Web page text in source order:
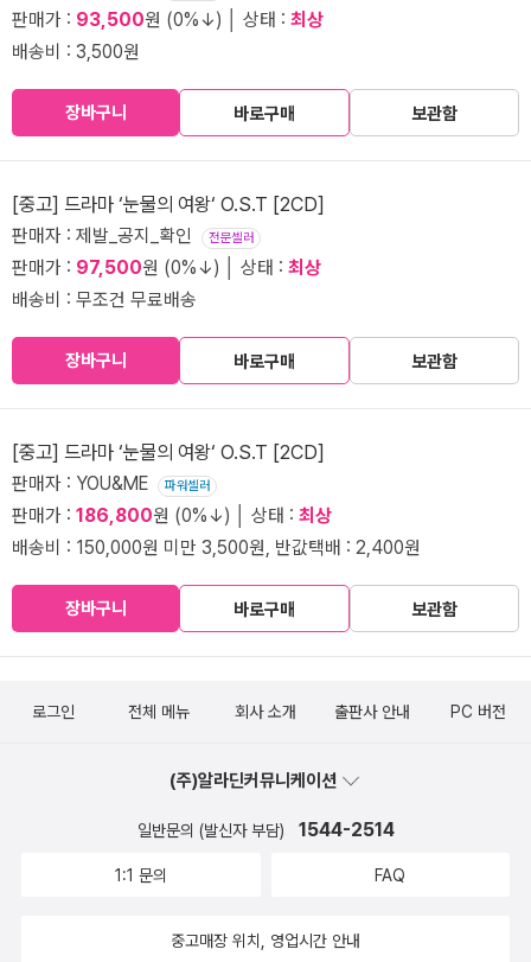
판매가 : 93,500원 (0%↓) │ 상태 : 최상
배송비 : 3,500원
장바구니 바로구매 보관함
[중고] 드라마 ‘눈물의 여왕‘ O.S.T [2CD]
판매자 : 제발_공지_확인 전문셀러
판매가 : 97,500원 (0%↓) │ 상태 : 최상
배송비 : 무조건 무료배송
장바구니 바로구매 보관함
[중고] 드라마 ‘눈물의 여왕‘ O.S.T [2CD]
판매자 : YOU&ME 파워셀러
판매가 : 186,800원 (0%↓) │ 상태 : 최상
배송비 : 150,000원 미만 3,500원, 반값택배 : 2,400원
장바구니 바로구매 보관함
로그인 전체 메뉴 회사 소개 출판사 안내 PC 버전
(주)알라딘커뮤니케이션
일반문의 (발신자 부담) 1544-2514
1:1 문의 FAQ
중고매장 위치, 영업시간 안내